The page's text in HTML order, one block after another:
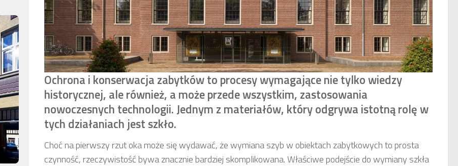
Ochrona i konserwacja zabytków to procesy wymagające nie tylko wiedzy
historycznej, ale również, a może przede wszystkim, zastosowania
nowoczesnych technologii. Jednym z materiałów, który odgrywa istotną rolę w
tych działaniach jest szkło.
Choć na pierwszy rzut oka może się wydawać, że wymiana szyb w obiektach zabytkowych to prosta
czynność, rzeczywistość bywa znacznie bardziej skomplikowana. Właściwe podejście do wymiany szkła